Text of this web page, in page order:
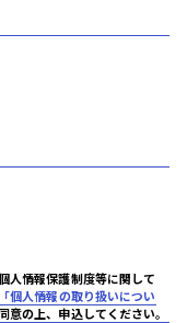
人情報保護制度等に関して
個人情報の取り扱いについ
の上、申込してください。